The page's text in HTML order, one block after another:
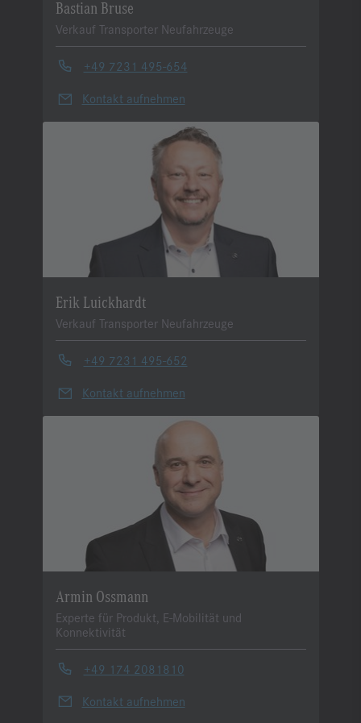
Bastian Bruse
Verkauf Transporter Neufahrzeuge
+49 7231 495-654
Kontakt aufnehmen
Erik Luickhardt
Verkauf Transporter Neufahrzeuge
+49 7231 495-652
Kontakt aufnehmen
Armin Ossmann
Experte für Produkt, E-Mobilität und
Konnektivität
+49 174 2081810
Kontakt aufnehmen